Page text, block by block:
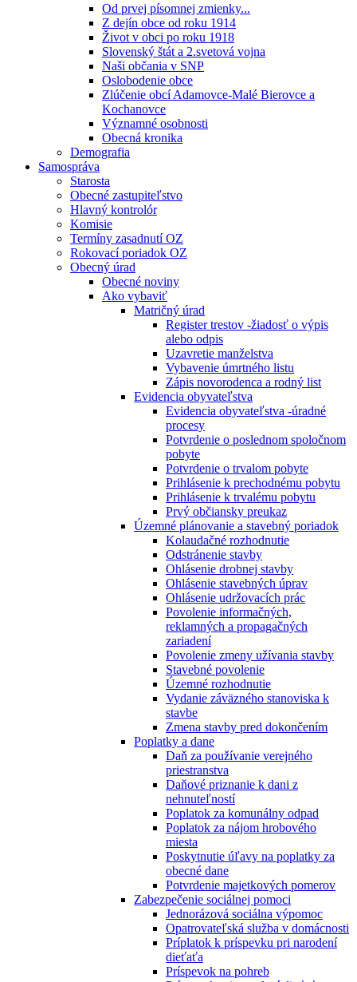
Od prvej písomnej zmienky...
Z dejín obce od roku 1914
Život v obci po roku 1918
Slovenský štát a 2.svetová vojna
Naši občania v SNP
Oslobodenie obce
Zlúčenie obcí Adamovce-Malé Bierovce a
Kochanovce
Významné osobnosti
Obecná kronika
Demografia
Samospráva
Starosta
Obecné zastupiteľstvo
Hlavný kontrolór
Komisie
Termíny zasadnutí OZ
Rokovací poriadok OZ
Obecný úrad
Obecné noviny
Ako vybaviť
Matričný úrad
Register trestov -žiadosť o výpis
alebo odpis
Uzavretie manželstva
Vybavenie úmrtného listu
Zápis novorodenca a rodný list
Evidencia obyvateľstva
Evidencia obyvateľstva -úradné
procesy
Potvrdenie o poslednom spoločnom
pobyte
Potvrdenie o trvalom pobyte
Prihlásenie k prechodnému pobytu
Prihlásenie k trvalému pobytu
Prvý občiansky preukaz
Územné plánovanie a stavebný poriadok
Kolaudačné rozhodnutie
Odstránenie stavby
Ohlásenie drobnej stavby
Ohlásenie stavebných úprav
Ohlásenie udržovacích prác
Povolenie informačných,
reklamných a propagačných
zariadení
Povolenie zmeny užívania stavby
Stavebné povolenie
Územné rozhodnutie
Vydanie záväzného stanoviska k
stavbe
Zmena stavby pred dokončením
Poplatky a dane
Daň za používanie verejného
priestranstva
Daňové priznanie k dani z
nehnuteľností
Poplatok za komunálny odpad
Poplatok za nájom hrobového
miesta
Poskytnutie úľavy na poplatky za
obecné dane
Potvrdenie majetkových pomerov
Zabezpečenie sociálnej pomoci
Jednorázová sociálna výpomoc
Opatrovateľská služba v domácnosti
Príplatok k príspevku pri narodení
dieťaťa
Príspevok na pohreb